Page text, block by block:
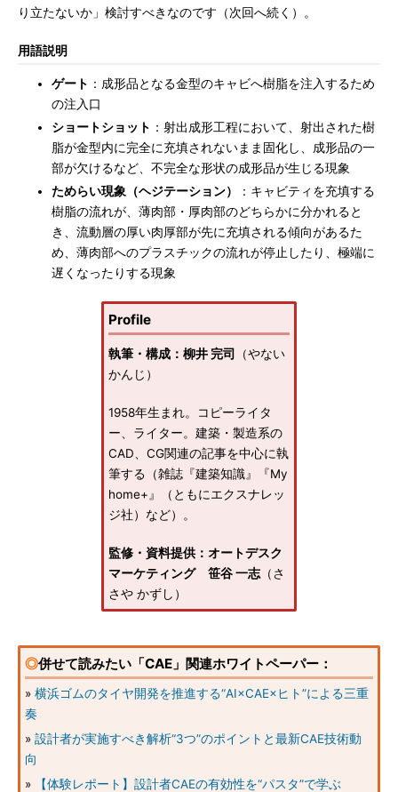
り立たないか」検討すべきなのです（次回へ続く）。
用語説明
ゲート ：成形品となる金型のキャビへ樹脂を注入するため
の注入口
ショートショット ：射出成形工程において、射出された樹
脂が金型内に完全に充填されないまま固化し、成形品の一
部が欠けるなど、不完全な形状の成形品が生じる現象
ためらい現象（ヘジテーション）
：キャビティを充填する
樹脂の流れが、薄肉部・厚肉部のどちらかに分かれると
き、流動層の厚い肉厚部が先に充填される傾向があるた
め、薄肉部へのプラスチックの流れが停止したり、極端に
遅くなったりする現象
Profile
執筆・構成：柳井 完司
（やない
かんじ）
1958年生まれ。コピーライタ
ー、ライター。建築・製造系の
CAD、CG関連の記事を中心に執
筆する（雑誌『建築知識』『My
home+』（ともにエクスナレッ
ジ社）など）。
監修・資料提供：オートデスク
マーケティング 笹谷 一志 （さ
さや かずし）
◎併せて読みたい「CAE」関連ホワイトペーパー：
» 横浜ゴムのタイヤ開発を推進する“AI×CAE×ヒト”による三重
奏
» 設計者が実施すべき解析“3つ”のポイントと最新CAE技術動
向
»
【体験レポート】設計者CAEの有効性を“パスタ”で学ぶ